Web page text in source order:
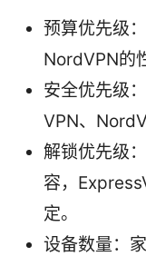
预算优先级
NordVPN的
安全优先级
VPN、
解锁优先级
容，
定。
设备数量：